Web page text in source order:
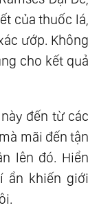
của thuốc lá,
ướp. Không
cho kết quả
đến từ các
mãi đến tận
lên đó. Hiển
ẩn khiến giới